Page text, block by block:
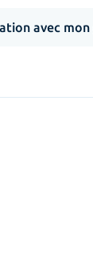
avec mon